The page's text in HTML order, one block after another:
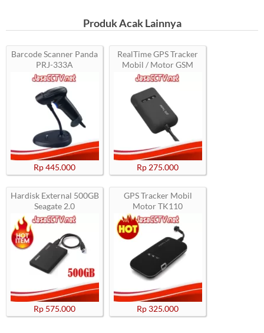
Produk Acak Lainnya
Barcode Scanner Panda
PRJ-333A
Rp 445.000
RealTime GPS Tracker
Mobil / Motor GSM
Rp 275.000
Hardisk External 500GB
Seagate 2.0
Rp 575.000
GPS Tracker Mobil
Motor TK110
Rp 325.000